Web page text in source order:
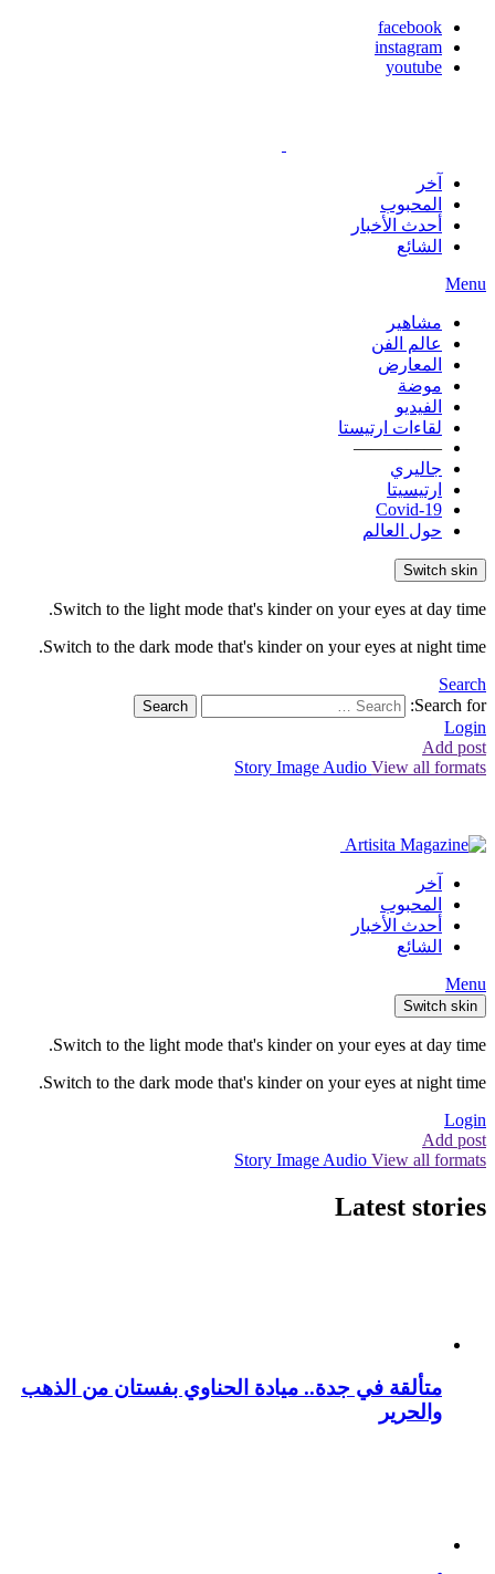
facebook
instagram
youtube
آخر
المحبوب
أحدث الأخبار
الشائع
Menu
مشاهير
عالم الفن
المعارض
موضة
الفيديو
لقاءات ارتيستا
—————
جاليري
ارتيسيتا
Covid-19
حول العالم
Switch skin
Switch to the light mode that's kinder on your eyes at day time.
Switch to the dark mode that's kinder on your eyes at night time.
Search
Search for:
Search
Login
Add post
Story Image Audio View all formats
آخر
المحبوب
أحدث الأخبار
الشائع
Menu
Switch skin
Switch to the light mode that's kinder on your eyes at day time.
Switch to the dark mode that's kinder on your eyes at night time.
Login
Add post
Story Image Audio View all formats
Latest stories
متألقة في جدة.. ميادة الحناوي بفستان من الذهب
والحرير